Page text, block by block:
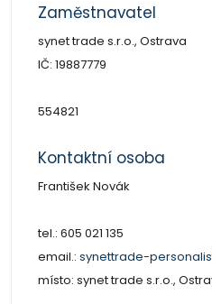
Zaměstnavatel
synet trade s.r.o., Ostrava
IČ: 19887779
554821
Kontaktní osoba
František Novák
tel.: 605 021 135
email.: synettrade-
místo: synet trade s.r.o.,